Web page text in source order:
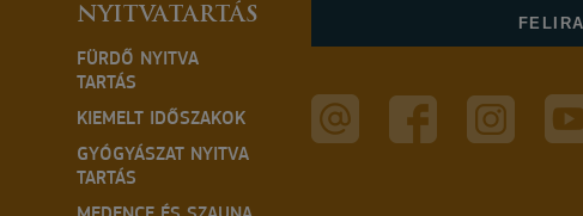
NYITVATARTÁS
FÜRDŐ NYITVA
TARTÁS
KIEMELT IDŐSZAKOK
GYÓGYÁSZAT NYITVA
TARTÁS